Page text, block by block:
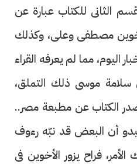
الثانى للكتاب عبارة عن
مصطفى وعلى، وكذلك
اليوم، مما لم يعرفه القراء
سلامة موسى ذلك التملق،
الكتاب عن مطبعة مصر..
أن البعض قد نبّه رءوف
فراح يزور الأخوين فى